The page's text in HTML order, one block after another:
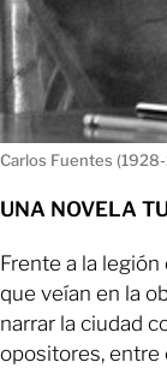
Carlos Fuentes
UNA NOVELA
Frente a la
que veían en la
narrar la ciudad
opositores, entre